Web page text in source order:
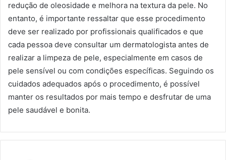
redução de oleosidade e melhora na textura da pele. No
entanto, é importante ressaltar que esse procedimento
deve ser realizado por profissionais qualificados e que
cada pessoa deve consultar um dermatologista antes de
realizar a limpeza de pele, especialmente em casos de
pele sensível ou com condições específicas. Seguindo os
cuidados adequados após o procedimento, é possível
manter os resultados por mais tempo e desfrutar de uma
pele saudável e bonita.